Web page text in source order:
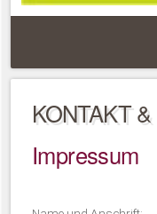
KONTAKT
Impressum